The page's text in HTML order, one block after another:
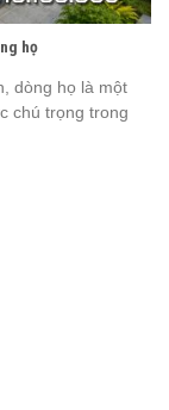
họ
dòng họ là một
chú trọng trong